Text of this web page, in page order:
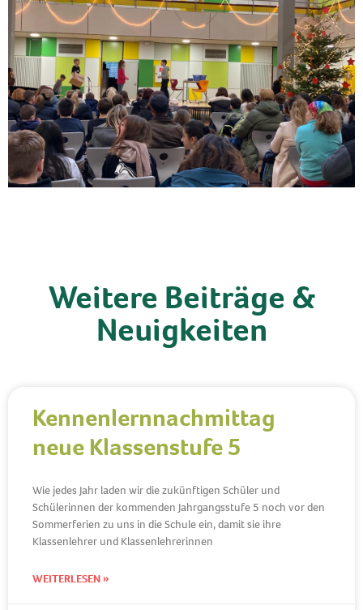
Weitere Beiträge &
Neuigkeiten
Kennenlernnachmittag
neue Klassenstufe 5
Wie jedes Jahr laden wir die zukünftigen Schüler und
Schülerinnen der kommenden Jahrgangsstufe 5 noch vor den
Sommerferien zu uns in die Schule ein, damit sie ihre
Klassenlehrer und Klassenlehrerinnen
WEITERLESEN »